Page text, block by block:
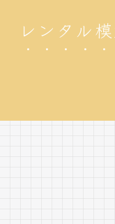
レンタル